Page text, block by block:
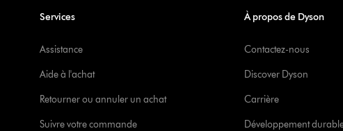
Services
Assistance
Aide à l'achat
Retourner ou annuler un achat
Suivre votre commande
À propos de Dyson
Contactez-nous
Discover Dyson
Carrière
Développement